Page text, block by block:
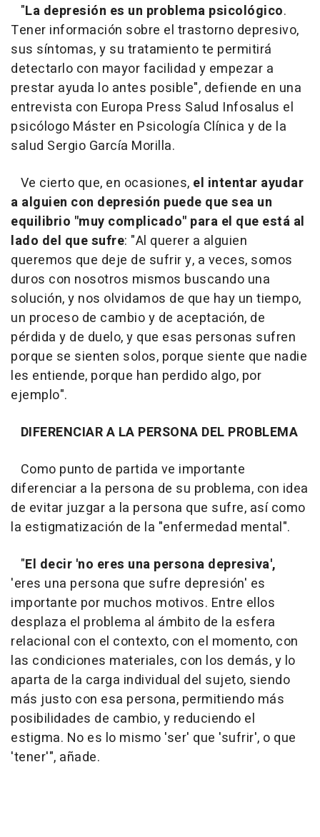
"La depresión es un problema psicológico.
Tener información sobre el trastorno depresivo,
sus síntomas, y su tratamiento te permitirá
detectarlo con mayor facilidad y empezar a
prestar ayuda lo antes posible", defiende en una
entrevista con Europa Press Salud Infosalus el
psicólogo Máster en Psicología Clínica y de la
salud Sergio García Morilla.
Ve cierto que, en ocasiones, el intentar ayudar
a alguien con depresión puede que sea un
equilibrio "muy complicado" para el que está al
lado del que sufre: "Al querer a alguien
queremos que deje de sufrir y, a veces, somos
duros con nosotros mismos buscando una
solución, y nos olvidamos de que hay un tiempo,
un proceso de cambio y de aceptación, de
pérdida y de duelo, y que esas personas sufren
porque se sienten solos, porque siente que nadie
les entiende, porque han perdido algo, por
ejemplo".
DIFERENCIAR A LA PERSONA DEL PROBLEMA
Como punto de partida ve importante
diferenciar a la persona de su problema, con idea
de evitar juzgar a la persona que sufre, así como
la estigmatización de la "enfermedad mental".
"El decir 'no eres una persona depresiva',
'eres una persona que sufre depresión' es
importante por muchos motivos. Entre ellos
desplaza el problema al ámbito de la esfera
relacional con el contexto, con el momento, con
las condiciones materiales, con los demás, y lo
aparta de la carga individual del sujeto, siendo
más justo con esa persona, permitiendo más
posibilidades de cambio, y reduciendo el
estigma. No es lo mismo 'ser' que 'sufrir', o que
'tener'", añade.